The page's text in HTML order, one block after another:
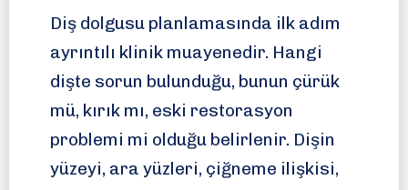
Diş dolgusu planlamasında ilk adım
ayrıntılı klinik muayenedir. Hangi
dişte sorun bulunduğu, bunun çürük
mü, kırık mı, eski restorasyon
problemi mi olduğu belirlenir. Dişin
yüzeyi, ara yüzleri, çiğneme ilişkisi,